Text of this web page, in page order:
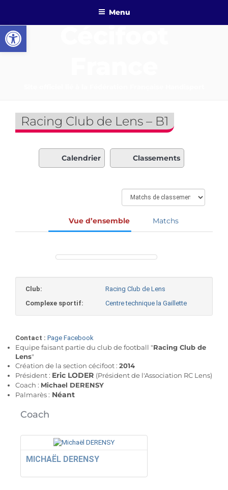
contenu
principal
Menu
Racing Club de Lens – B1
Calendrier Classements
Vue d’ensemble Matchs
Club:
Racing Club de Lens
Complexe sportif:
Centre technique la Gaillette
Contact : Page Facebook
Equipe faisant partie du club de football "Racing Club de
Lens"
Création de la section cécifoot : 2014
Président : Eric LODER (Président de l'Association RC Lens)
Coach : Michael DERENSY
Palmarès : Néant
Coach
MICHAËL DERENSY
Ouvrir la barre d’outils